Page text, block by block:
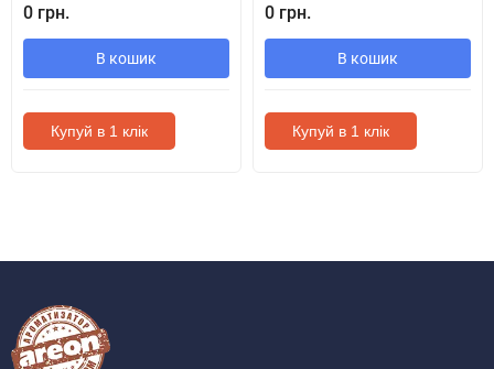
0 грн.
В кошик
Купуй в 1 клік
0 грн.
В кошик
Купуй в 1 клік